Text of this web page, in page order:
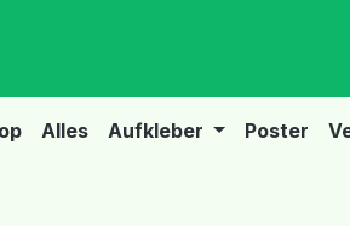
springen
Alles Aufkleber Poster